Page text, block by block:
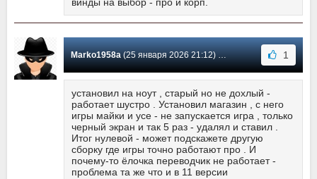
винды на выбор - про и корп.
Marko1958a(25 января 2026 21:12) Сообщение #38 1
установил на ноут , старый но не дохлый -
работает шустро . Установил магазин , с него
игры майки и усе - не запускается игра , только
черный экран и так 5 раз - удалял и ставил .
Итог нулевой - может подскажете другую
сборку где игры точно работают про . И
почему-то ёлочка переводчик не работает -
проблема та же что и в 11 версии